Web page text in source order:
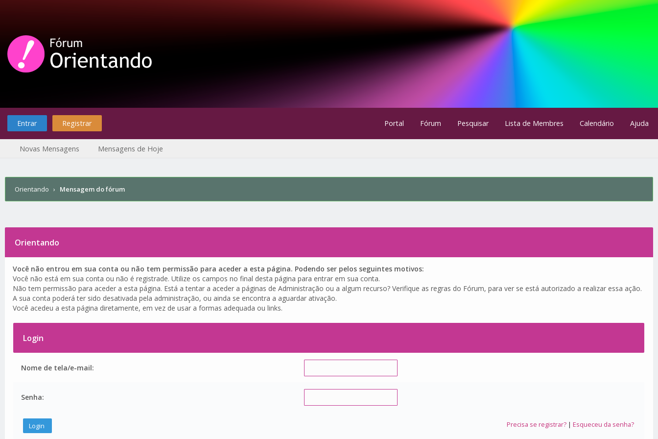
Entrar Registrar Portal Fórum Pesquisar Lista de Membres Calendário Ajuda
Novas Mensagens Mensagens de Hoje
Orientando › Mensagem do fórum
Orientando
Você não entrou em sua conta ou não tem permissão para aceder a esta página. Podendo ser pelos seguintes motivos:
Você não está em sua conta ou não é registrade. Utilize os campos no final desta página para entrar em sua conta.
Não tem permissão para aceder a esta página. Está a tentar a aceder a páginas de Administração ou a algum recurso? Verifique as regras do Fórum, para ver se está autorizado a realizar essa ação.
A sua conta poderá ter sido desativada pela administração, ou ainda se encontra a aguardar ativação.
Você acedeu a esta página diretamente, em vez de usar a formas adequada ou links.
Login
Nome de tela/e-mail:
Senha:
Precisa se registrar?| Esqueceu da senha?